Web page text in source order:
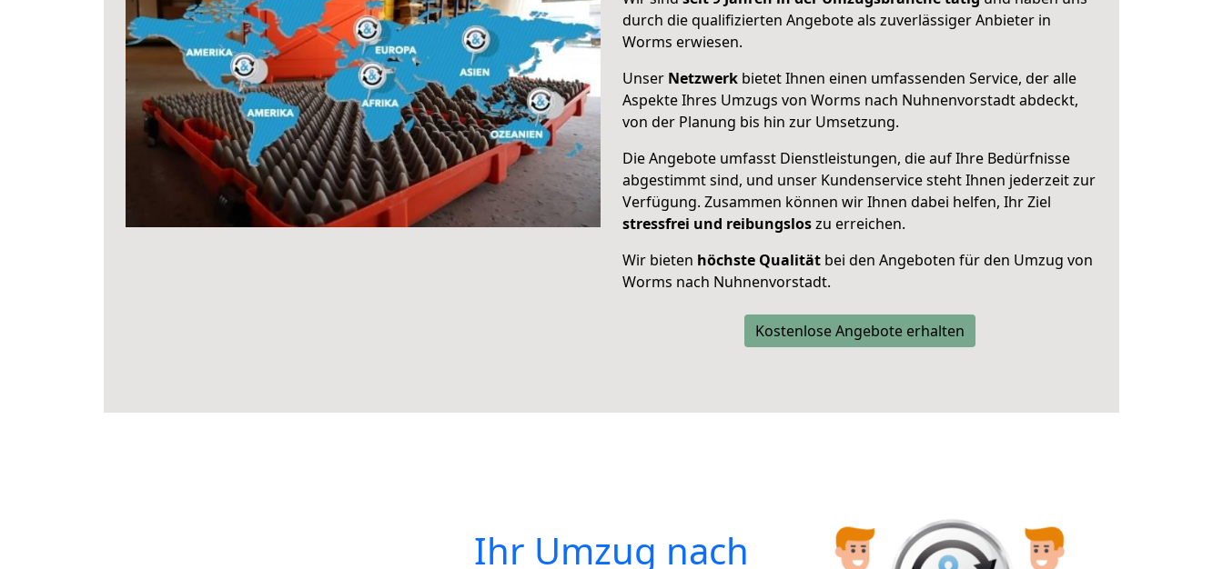
durch die qualifizierten Angebote als zuverlässiger Anbieter in
Worms erwiesen.
Unser Netzwerk bietet Ihnen einen umfassenden Service, der alle
Aspekte Ihres Umzugs von Worms nach Nuhnenvorstadt abdeckt,
von der Planung bis hin zur Umsetzung.
Die Angebote umfasst Dienstleistungen, die auf Ihre Bedürfnisse
abgestimmt sind, und unser Kundenservice steht Ihnen jederzeit zur
Verfügung. Zusammen können wir Ihnen dabei helfen, Ihr Ziel
stressfrei und reibungsloszu erreichen.
Wir bieten höchste Qualität bei den Angeboten für den Umzug von
Worms nach Nuhnenvorstadt.
Kostenlose Angebote erhalten
Ihr Umzug nach